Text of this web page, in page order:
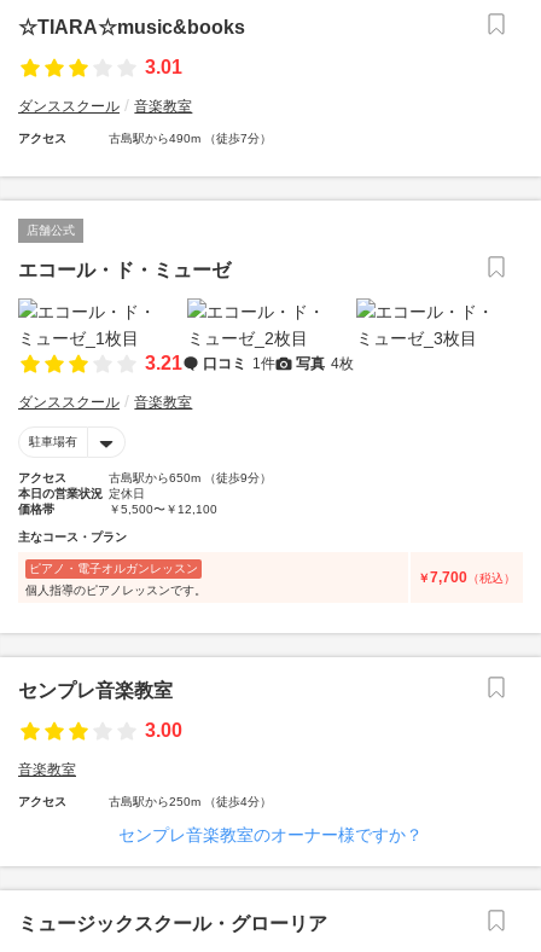
☆TIARA☆music&books
3.01
ダンススクール 音楽教室
アクセス 古島駅から490m （徒歩7分）
店舗公式
エコール・ド・ミューゼ
3.21 口コミ 1件 写真 4枚
ダンススクール 音楽教室
駐車場有
アクセス
古島駅から650m （徒歩9分）
本日の営業状況 定休日
価格帯
￥5,500〜￥12,100
主なコース・プラン
ピアノ・電子オルガンレッスン
個人指導のピアノレッスンです。
￥7,700 （税込）
センプレ音楽教室
3.00
音楽教室
アクセス 古島駅から250m （徒歩4分）
センプレ音楽教室のオーナー様ですか？
ミュージックスクール・グローリア